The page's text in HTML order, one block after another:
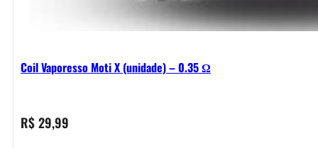
Coil Vaporesso Moti X (unidade) – 0.35 Ω
R$29,99